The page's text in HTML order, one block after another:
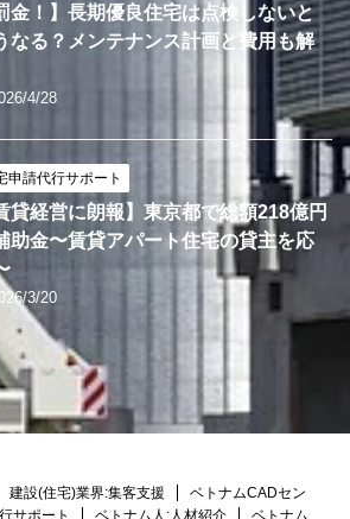
金！】長期優良住宅は点検しないと
なる？メンテナンス計画と費用も解
4/28
申請代行サポート
貸経営に朗報】東京都で総額218億円
助金〜賃貸アパート住宅の貸主を応
3/20
建設(住宅)業界:集客支援
ベトナムCADセン
サポート ベトナム人:人材紹介 ベトナム